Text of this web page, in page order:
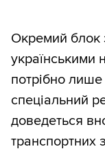
Окремий блок
українськими
потрібно
спеціальний
доведеться
транспортних